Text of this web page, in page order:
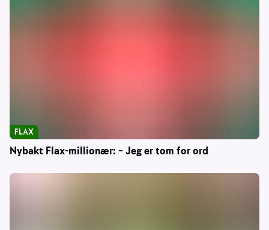
Nybakt Flax-millionær: – Jeg er tom for ord
FLAX